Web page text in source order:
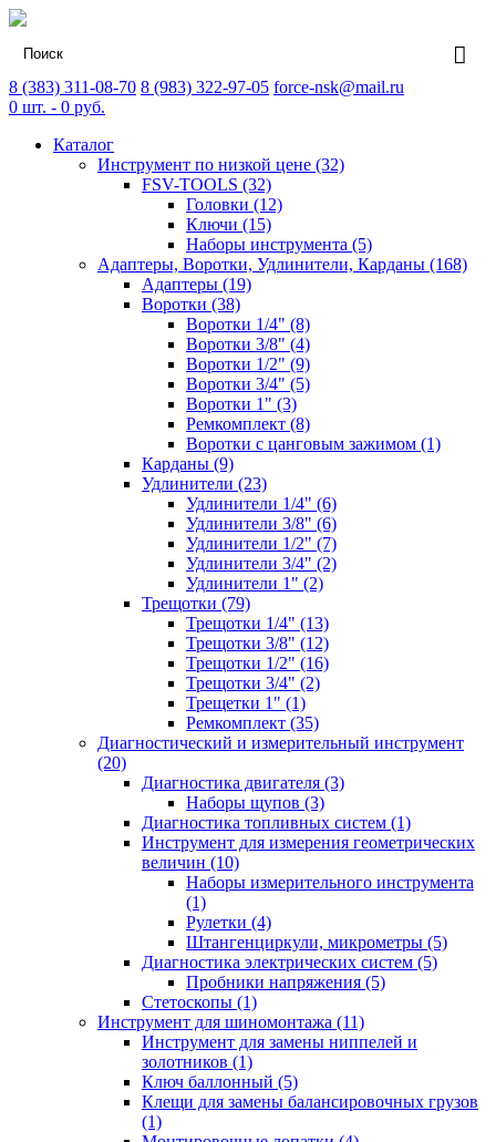
8 (383) 311-08-70 8 (983) 322-97-05 force-nsk@mail.ru
0 шт. - 0 руб.
Каталог
Инструмент по низкой цене (32)
FSV-TOOLS (32)
Головки (12)
Ключи (15)
Наборы инструмента (5)
Адаптеры, Воротки, Удлинители, Карданы (168)
Адаптеры (19)
Воротки (38)
Воротки 1/4" (8)
Воротки 3/8" (4)
Воротки 1/2" (9)
Воротки 3/4" (5)
Воротки 1" (3)
Ремкомплект (8)
Воротки с цанговым зажимом (1)
Карданы (9)
Удлинители (23)
Удлинители 1/4" (6)
Удлинители 3/8" (6)
Удлинители 1/2" (7)
Удлинители 3/4" (2)
Удлинители 1" (2)
Трещотки (79)
Трещотки 1/4" (13)
Трещотки 3/8" (12)
Трещотки 1/2" (16)
Трещотки 3/4" (2)
Трещетки 1" (1)
Ремкомплект (35)
Диагностический и измерительный инструмент
(20)
Диагностика двигателя (3)
Наборы щупов (3)
Диагностика топливных систем (1)
Инструмент для измерения геометрических
величин (10)
Наборы измерительного инструмента
(1)
Рулетки (4)
Штангенциркули, микрометры (5)
Диагностика электрических систем (5)
Пробники напряжения (5)
Стетоскопы (1)
Инструмент для шиномонтажа (11)
Инструмент для замены ниппелей и
золотников (1)
Ключ баллонный (5)
Клещи для замены балансировочных грузов
(1)